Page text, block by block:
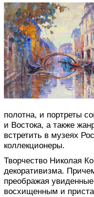
полотна, и портреты
и Востока, а также
встретить в музеях
коллекционеры.
Творчество Николая
декоративизма.
преображая
восхищенным и